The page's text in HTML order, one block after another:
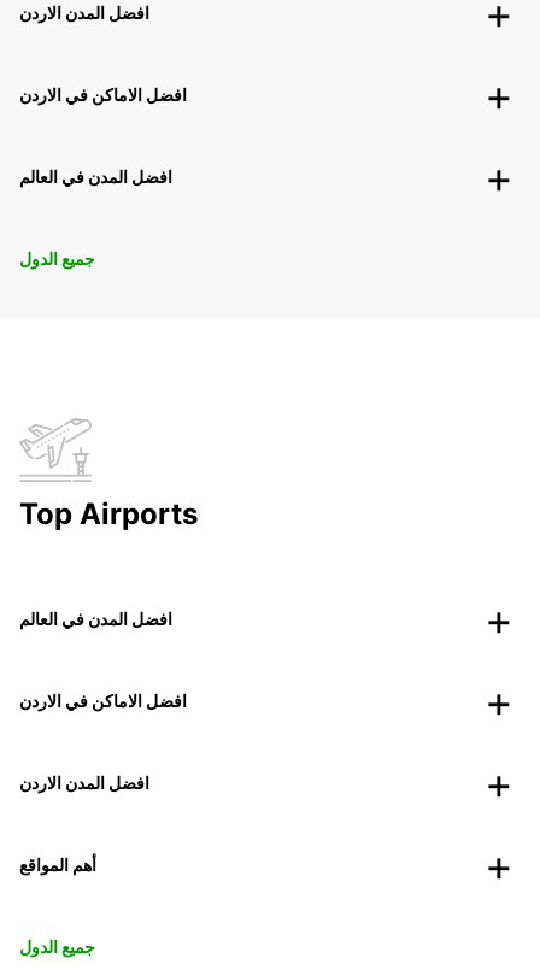
افضل المدن الاردن
افضل الاماكن في الاردن
افضل المدن في العالم
جميع الدول
Top Airports
افضل المدن في العالم
افضل الاماكن في الاردن
افضل المدن الاردن
أهم المواقع
جميع الدول